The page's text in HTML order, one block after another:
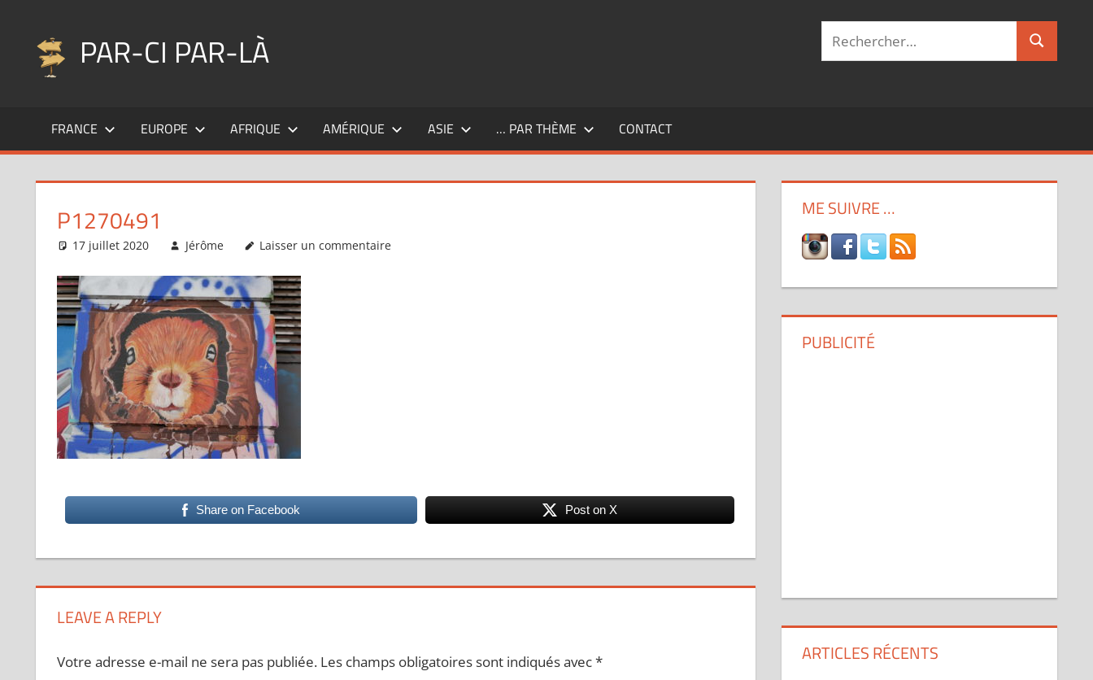
contenu
PAR-CI PAR-LÀ
fil
pérégrinations
Recherche
FRANCE EUROPE AFRIQUE AMÉRIQUE ASIE … PAR THÈME CONTACT
P1270491
17 juillet 2020 Jérôme Laisser un commentaire
Share on Facebook Post on X
LEAVE A REPLY
Votre adresse e-mail ne sera pas publiée. Les champs obligatoires sont indiqués avec*
ME SUIVRE …
PUBLICITÉ
ARTICLES RÉCENTS